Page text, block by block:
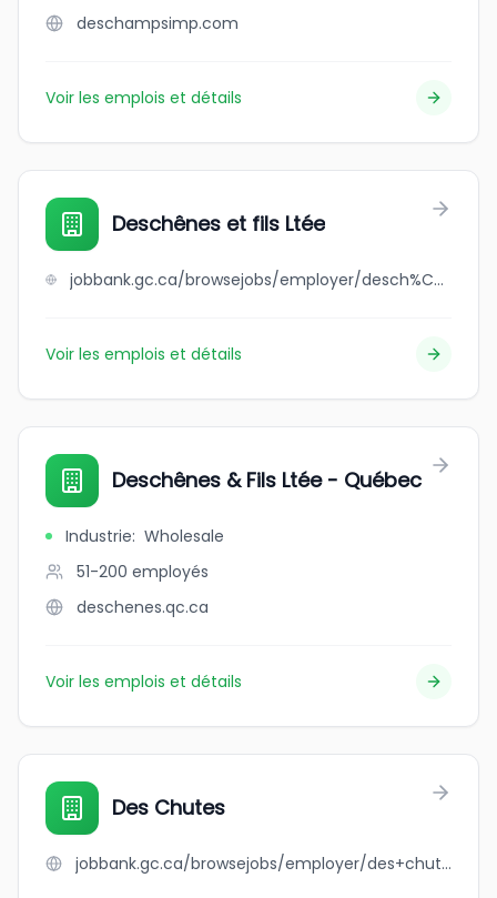
deschampsimp.com
Voir les emplois et détails
Deschênes et fils Ltée
jobbank.gc.ca/browsejobs/employer/desch%C3%AAnes+et+fils+lt%C3%A9e/ca
Voir les emplois et détails
Deschênes & Fils Ltée - Québec
Industrie: Wholesale
51-200 employés
deschenes.qc.ca
Voir les emplois et détails
Des Chutes
jobbank.gc.ca/browsejobs/employer/des+chutes/ca